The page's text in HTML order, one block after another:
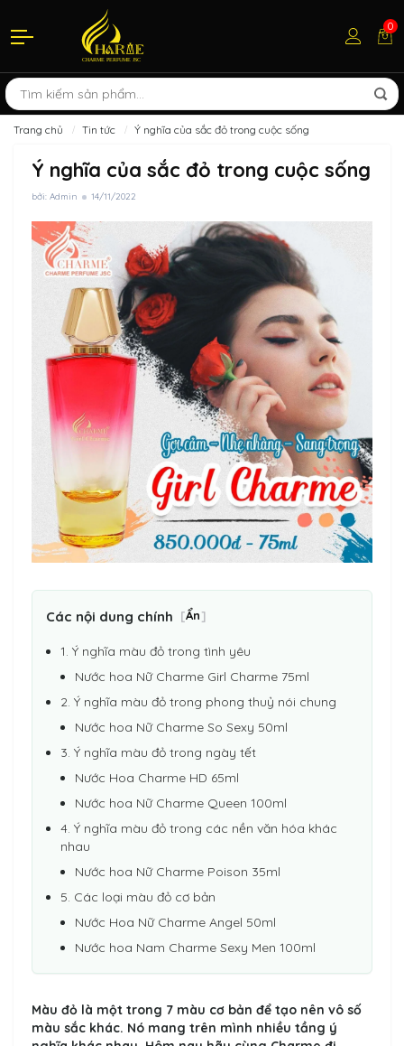
0
Trang chủ Tin tức Ý nghĩa của sắc đỏ trong cuộc sống
Ý nghĩa của sắc đỏ trong cuộc sống
bởi: Admin 14/11/2022
Các nội dung chính [Ẩn]
1. Ý nghĩa màu đỏ trong tình yêu
Nước hoa Nữ Charme Girl Charme 75ml
2. Ý nghĩa màu đỏ trong phong thuỷ nói chung
Nước hoa Nữ Charme So Sexy 50ml
3. Ý nghĩa màu đỏ trong ngày tết
Nước Hoa Charme HD 65ml
Nước hoa Nữ Charme Queen 100ml
4. Ý nghĩa màu đỏ trong các nền văn hóa khác
nhau
Nước hoa Nữ Charme Poison 35ml
5. Các loại màu đỏ cơ bản
Nước Hoa Nữ Charme Angel 50ml
Nước hoa Nam Charme Sexy Men 100ml
Màu đỏ là một trong 7 màu cơ bản để tạo nên vô số
màu sắc khác. Nó mang trên mình nhiều tầng ý